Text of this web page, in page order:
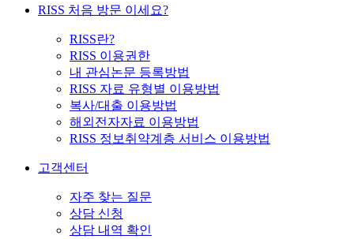
RISS 처음 방문 이세요?
RISS란?
RISS 이용권한
내 관심논문 등록방법
RISS 자료 유형별 이용방법
복사/대출 이용방법
해외전자자료 이용방법
RISS 정보취약계층 서비스 이용방법
고객센터
자주 찾는 질문
상담 신청
상담 내역 확인